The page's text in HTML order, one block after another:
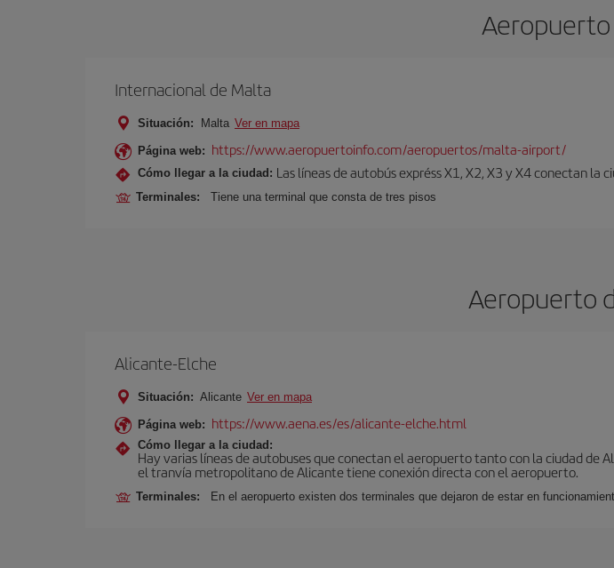
Internacional de Malta
Situación: Malta Ver en mapa
Página web: https://www.aeropuertoinfo.com/aeropuertos/malta-airport/
Cómo llegar a la ciudad: Las líneas de autobús expréss X1, X2, X3 y X4 conectan
Terminales: Tiene una terminal que consta de tres pisos
Aeropuerto
Alicante-Elche
Situación: Alicante Ver en mapa
Página web: https://www.aena.es/es/alicante-elche.html
Cómo llegar a la ciudad:
Hay varias líneas de autobuses que conectan el aeropuerto tanto con la ciudad de
el tranvía metropolitano de Alicante tiene conexión directa con el aeropuerto.
Terminales: En el aeropuerto existen dos terminales que dejaron de estar en